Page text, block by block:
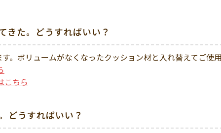
きた。どうすればいい？
。ボリュームがなくなったクッション材と入れ替えてご使
こちら
どうすればいい？